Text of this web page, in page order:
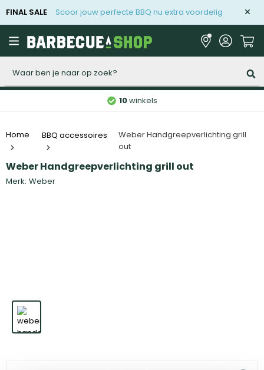
FINAL SALE Scoor jouw perfecte BBQ nu extra voordelig
10winkels
Home BBQ accessoires
Weber Handgreepverlichting grill
out
Weber Handgreepverlichting grill out
Merk: Weber